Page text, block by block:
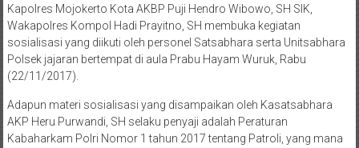
Kapolres Mojokerto Kota AKBP Puji Hendro Wibowo, SH SIK,
Wakapolres Kompol Hadi Prayitno, SH membuka kegiatan
sosialisasi yang diikuti oleh personel Satsabhara serta Unitsabhara
Polsek jajaran bertempat di aula Prabu Hayam Wuruk, Rabu
(22/11/2017).
Adapun materi sosialisasi yang disampaikan oleh Kasatsabhara
AKP Heru Purwandi, SH selaku penyaji adalah Peraturan
Kabaharkam Polri Nomor 1 tahun 2017 tentang Patroli, yang mana